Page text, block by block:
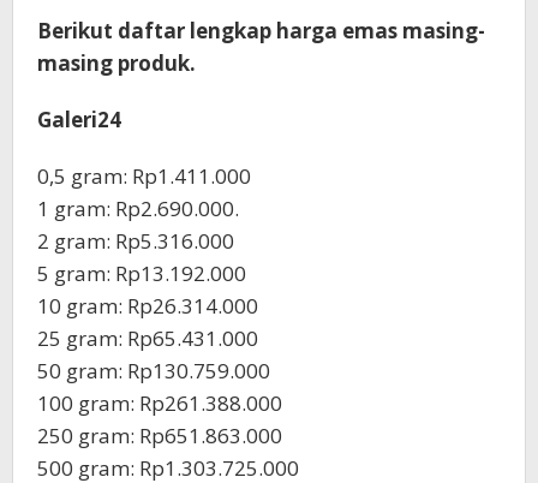
Berikut daftar lengkap harga emas masing-
masing produk.
Galeri24
0,5 gram: Rp1.411.000
1 gram: Rp2.690.000.
‎2 gram: Rp5.316.000
‎5 gram: Rp13.192.000
‎10 gram: Rp26.314.000
‎25 gram: Rp65.431.000
‎50 gram: Rp130.759.000
‎100 gram: Rp261.388.000
‎250 gram: Rp651.863.000
‎500 gram: Rp1.303.725.000